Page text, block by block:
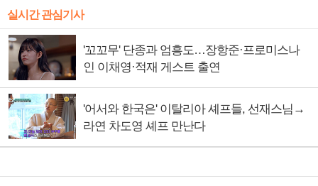
실시간 관심기사
'꼬꼬무' 단종과 엄흥도…장항준·프로미스나
인 이채영·적재 게스트 출연
'어서와 한국은' 이탈리아 셰프들, 선재스님→
라연 차도영 셰프 만난다